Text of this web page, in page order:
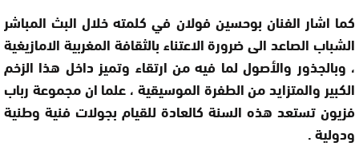
كما اشار الفنان بوحسين فولان في كلمته خلال البث المباشر
الشباب الصاعد الى ضرورة الاعتناء بالثقافة المغربية الامازيغية
، وبالجذور والأصول لما فيه من ارتقاء وتميز داخل هذا الزخم
الكبير والمتزايد من الطفرة الموسيقية ، علما ان مجموعة رباب
فزيون تستعد هذه السنة كالعادة للقيام بجولات فنية وطنية
ودولية .